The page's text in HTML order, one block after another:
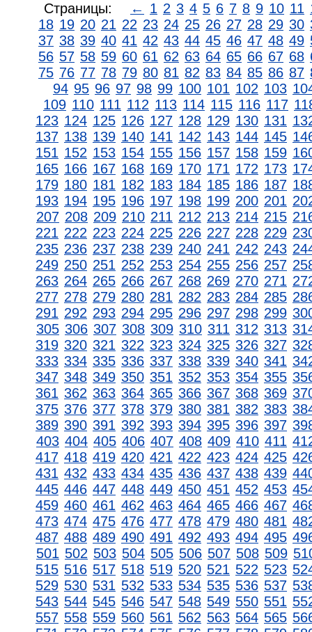
Страницы: ← 1 2 3 4 5 6 7 8 9 10 11
18 19 20 21 22 23 24 25 26 27 28 29 30
37 38 39 40 41 42 43 44 45 46 47 48 49
56 57 58 59 60 61 62 63 64 65 66 67 68
75 76 77 78 79 80 81 82 83 84 85 86 87
94 95 96 97 98 99 100 101 102 103
109 110 111 112 113 114 115 116 117
123 124 125 126 127 128 129 130 131
137 138 139 140 141 142 143 144 145
151 152 153 154 155 156 157 158 159
165 166 167 168 169 170 171 172 173
179 180 181 182 183 184 185 186 187
193 194 195 196 197 198 199 200 201
207 208 209 210 211 212 213 214 215
221 222 223 224 225 226 227 228 229
235 236 237 238 239 240 241 242 243
249 250 251 252 253 254 255 256 257
263 264 265 266 267 268 269 270 271
277 278 279 280 281 282 283 284 285
291 292 293 294 295 296 297 298 299
305 306 307 308 309 310 311 312 313
319 320 321 322 323 324 325 326 327
333 334 335 336 337 338 339 340 341
347 348 349 350 351 352 353 354 355
361 362 363 364 365 366 367 368 369
375 376 377 378 379 380 381 382 383
389 390 391 392 393 394 395 396 397
403 404 405 406 407 408 409 410 411
417 418 419 420 421 422 423 424 425
431 432 433 434 435 436 437 438 439
445 446 447 448 449 450 451 452 453
459 460 461 462 463 464 465 466 467
473 474 475 476 477 478 479 480 481
487 488 489 490 491 492 493 494 495
501 502 503 504 505 506 507 508 509
515 516 517 518 519 520 521 522 523
529 530 531 532 533 534 535 536 537
543 544 545 546 547 548 549 550 551
557 558 559 560 561 562 563 564 565